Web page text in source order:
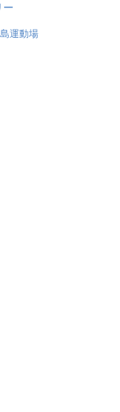
ー
運動場